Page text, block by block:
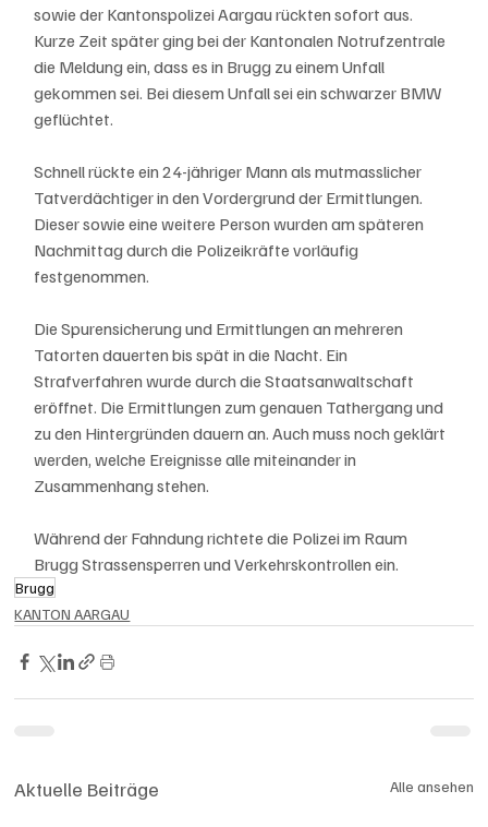
sowie der Kantonspolizei Aargau rückten sofort aus.
Kurze Zeit später ging bei der Kantonalen Notrufzentrale
die Meldung ein, dass es in Brugg zu einem Unfall
gekommen sei. Bei diesem Unfall sei ein schwarzer BMW
geflüchtet.
Schnell rückte ein 24-jähriger Mann als mutmasslicher
Tatverdächtiger in den Vordergrund der Ermittlungen.
Dieser sowie eine weitere Person wurden am späteren
Nachmittag durch die Polizeikräfte vorläufig
festgenommen.
Die Spurensicherung und Ermittlungen an mehreren
Tatorten dauerten bis spät in die Nacht. Ein
Strafverfahren wurde durch die Staatsanwaltschaft
eröffnet. Die Ermittlungen zum genauen Tathergang und
zu den Hintergründen dauern an. Auch muss noch geklärt
werden, welche Ereignisse alle miteinander in
Zusammenhang stehen.
Während der Fahndung richtete die Polizei im Raum
Brugg Strassensperren und Verkehrskontrollen ein.
Brugg
KANTON AARGAU
Aktuelle Beiträge Alle ansehen